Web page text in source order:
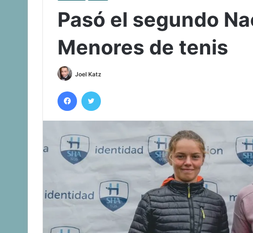
Pasó el segundo
Menores de tenis
Joel Katz
Facebook